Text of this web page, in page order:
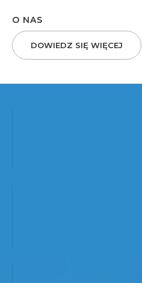
O NAS
DOWIEDZ SIĘ WIĘCEJ